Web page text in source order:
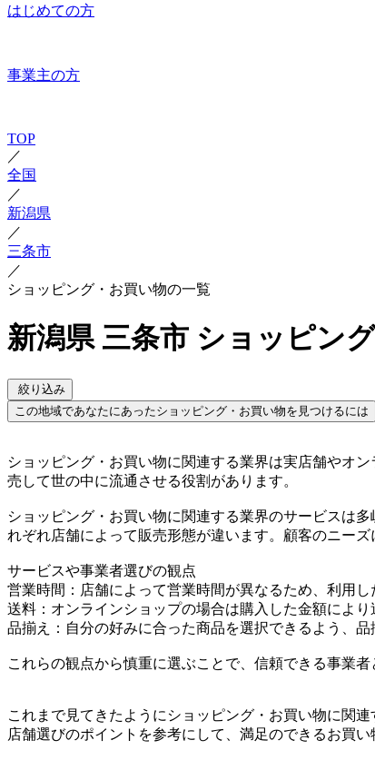
はじめての方
事業主の方
TOP
／
全国
／
新潟県
／
三条市
／
ショッピング・お買い物の一覧
新潟県 三条市 ショッピン
絞り込み
この地域であなたにあったショッピング・お買い物を見つけるには
ショッピング・お買い物に関連する業界は実店舗やオ
売して世の中に流通させる役割があります。
ショッピング・お買い物に関連する業界のサービスは
れぞれ店舗によって販売形態が違います。顧客のニーズ
サービスや事業者選びの観点
営業時間：店舗によって営業時間が異なるため、利用
送料：オンラインショップの場合は購入した金額によ
品揃え：自分の好みに合った商品を選択できるよう、
これらの観点から慎重に選ぶことで、信頼できる事業者
これまで見てきたようにショッピング・お買い物に関
店舗選びのポイントを参考にして、満足のできるお買い